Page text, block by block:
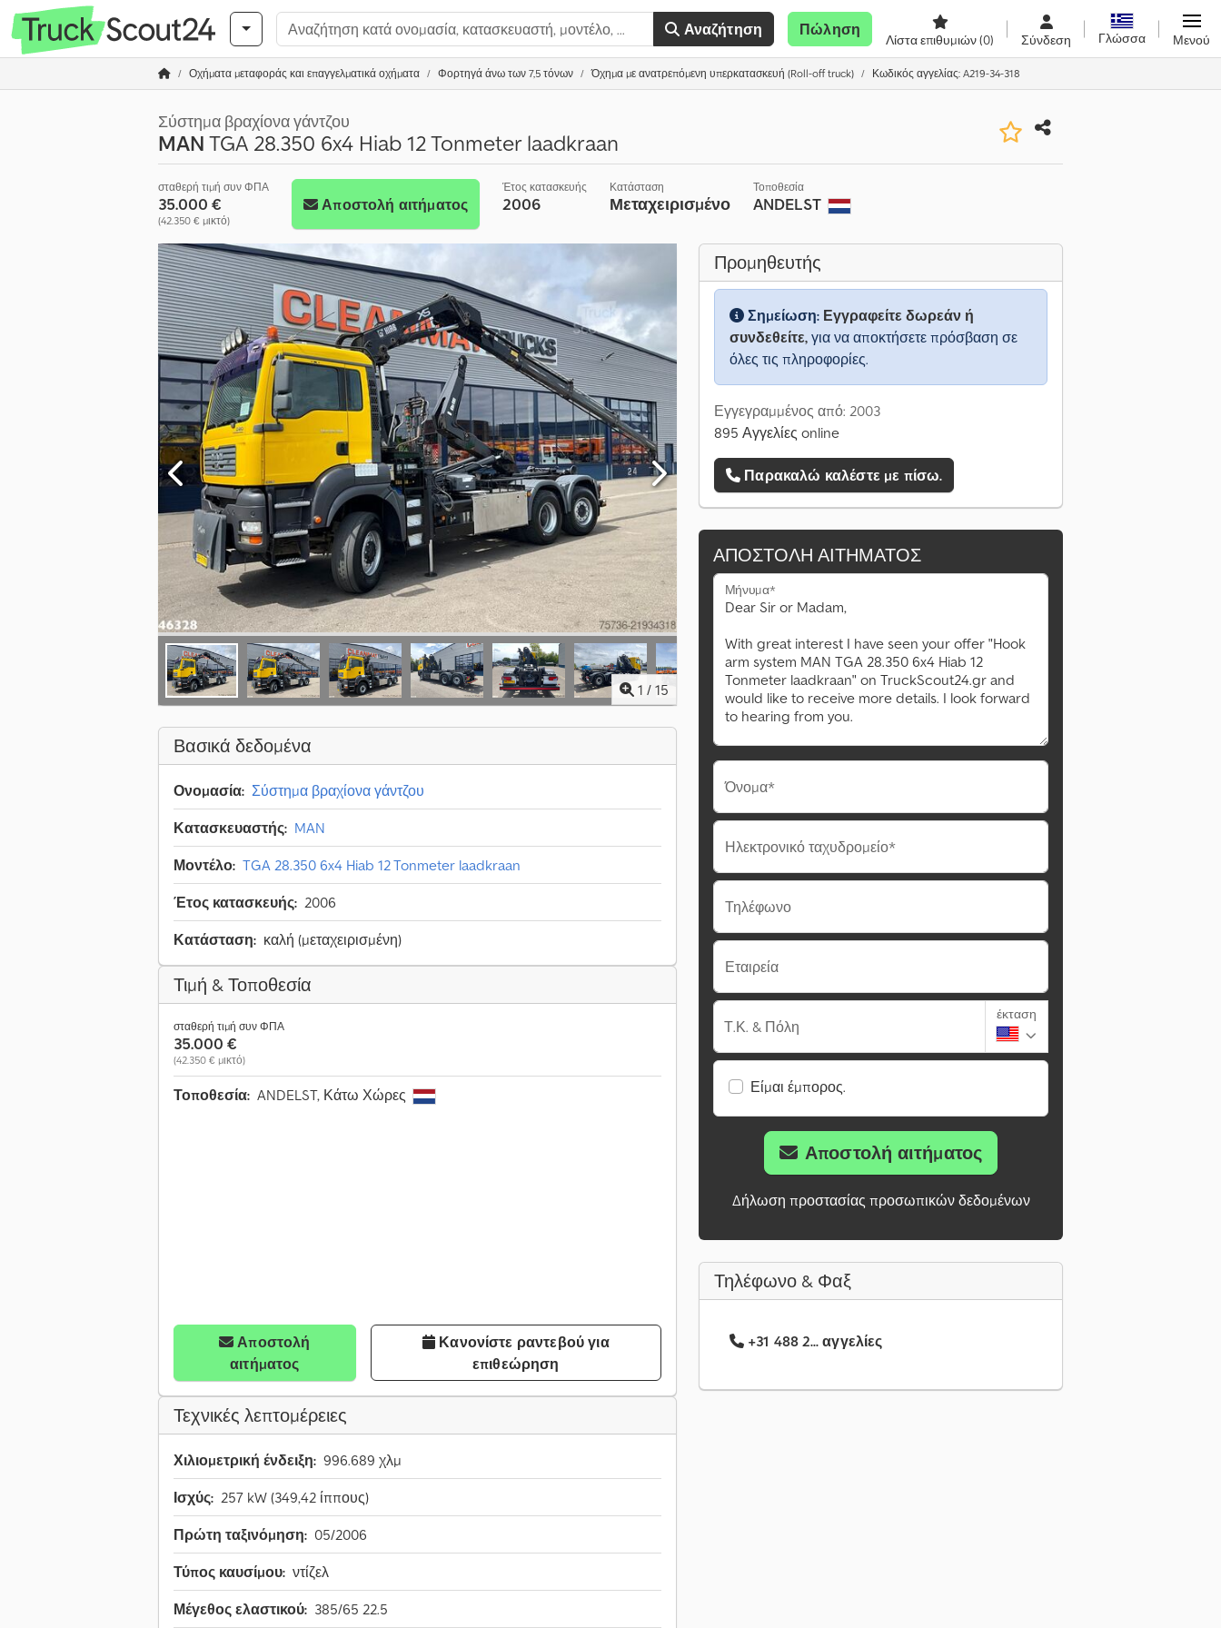
Αναζήτηση Πώληση
Λίστα επιθυμιών(0) Σύνδεση Γλώσσα Μενού
Οχήματα μεταφοράς και επαγγελματικά οχήματα Φορτηγά άνω των 7,5 τόνων Όχημα με ανατρεπόμενη υπερκατασκευή (Roll-off truck) Κωδικός αγγελίας: A219-34-318
Σύστημα βραχίονα γάντζου
MANTGA 28.350 6x4 Hiab 12 Tonmeter laadkraan
σταθερή τιμή συν ΦΠΑ
35.000 €
(42.350 € μικτό)
Αποστολή αιτήματος
Έτος κατασκευής
2006
Κατάσταση
Μεταχειρισμένο
Τοποθεσία
ANDELST
1 / 15
Βασικά δεδομένα
Ονομασία: Σύστημα βραχίονα γάντζου
Κατασκευαστής: MAN
Μοντέλο: TGA 28.350 6x4 Hiab 12 Tonmeter laadkraan
Έτος κατασκευής: 2006
Κατάσταση: καλή (μεταχειρισμένη)
Τιμή & Τοποθεσία
σταθερή τιμή συν ΦΠΑ
35.000 €
(42.350 € μικτό)
Τοποθεσία: ANDELST, Κάτω Χώρες
Αποστολή
αιτήματος
επιθεώρηση
Τεχνικές λεπτομέρειες
Χιλιομετρική ένδειξη: 996.689 χλμ
Ισχύς: 257 kW (349,42 ίππους)
Πρώτη ταξινόμηση: 05/2006
Τύπος καυσίμου: ντίζελ
Μέγεθος ελαστικού: 385/65 22.5
Προμηθευτής
Σημείωση: Εγγραφείτε δωρεάν ή
συνδεθείτε, για να αποκτήσετε πρόσβαση σε
όλες τις πληροφορίες.
Εγγεγραμμένος από: 2003
895 Αγγελίες online
Παρακαλώ καλέστε με πίσω.
ΑΠΟΣΤΟΛΉ ΑΙΤΉΜΑΤΟΣ
Μήνυμα*
Όνομα*
Ηλεκτρονικό ταχυδρομείο*
Τηλέφωνο
Εταιρεία
Τ.Κ. & Πόλη
έκταση
Είμαι έμπορος.
Αποστολή αιτήματος
Δήλωση προστασίας προσωπικών δεδομένων
Τηλέφωνο & Φαξ
+31 488 2... αγγελίες